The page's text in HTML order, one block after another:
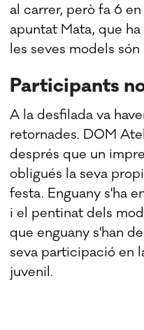
al carrer, però fa 6
apuntat Mata, que
les seves models
Participants
A la desfilada va
retornades. DOM
després que un
obligués la seva
festa. Enguany s'ha
i el pentinat dels
que enguany s'han
seva participació en
juvenil.